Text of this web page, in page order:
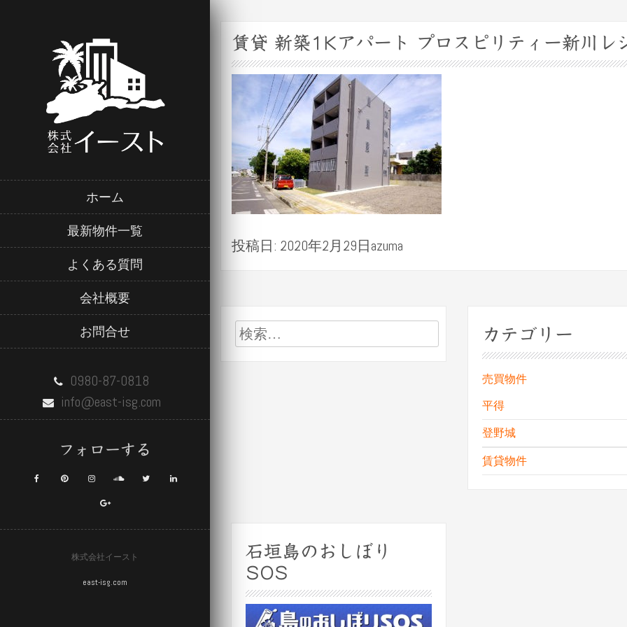
ホーム
最新物件一覧
よくある質問
会社概要
お問合せ
0980-87-0818
info@east-isg.com
フォローする
株式会社イースト
east-isg.com
賃貸 新築1Kアパート プロスピリティー新川レ
投稿日: 2020年2月29日azuma
検
索:
カテゴリー
売買物件
平得
登野城
賃貸物件
石垣島のおしぼり
SOS